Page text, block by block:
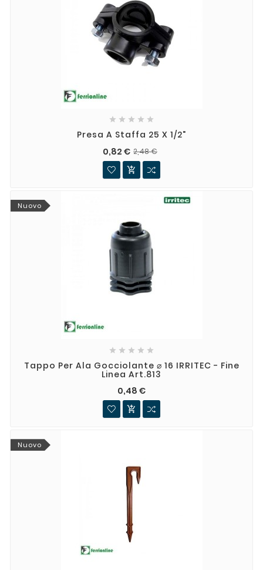
    
Presa A Staffa 25 X 1/2"
0,82 € 2,48 €

Nuovo
    
Tappo Per Ala Gocciolante ⌀ 16 IRRITEC - Fine
Linea Art.813
0,48 €

Nuovo